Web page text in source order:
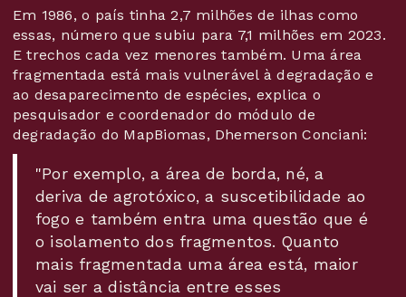
Em 1986, o país tinha 2,7 milhões de ilhas como
essas, número que subiu para 7,1 milhões em 2023.
E trechos cada vez menores também. Uma área
fragmentada está mais vulnerável à degradação e
ao desaparecimento de espécies, explica o
pesquisador e coordenador do módulo de
degradação do MapBiomas, Dhemerson Conciani:
"Por exemplo, a área de borda, né, a
deriva de agrotóxico, a suscetibilidade ao
fogo e também entra uma questão que é
o isolamento dos fragmentos. Quanto
mais fragmentada uma área está, maior
vai ser a distância entre esses